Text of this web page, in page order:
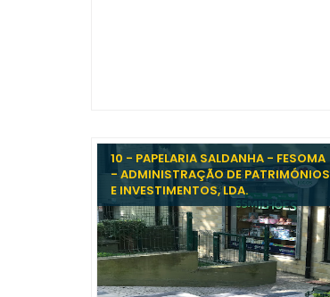
10 - PAPELARIA SALDANHA - FESOMA
- ADMINISTRAÇÃO DE PATRIMÓNIOS
E INVESTIMENTOS, LDA.